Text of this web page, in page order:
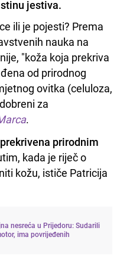
jestiva.
ili je pojesti? Prema
nauka na
"koža koja prekriva
od prirodnog
ovitka (celuloza,
za
.
prekrivena prirodnim
kada je riječ o
kožu, ističe Patricija
nesreća u Prijedoru: Sudarili
ima povrijeđenih